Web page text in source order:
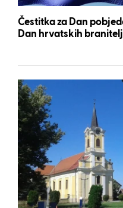
Čestitka za Dan
Dan hrvatskih